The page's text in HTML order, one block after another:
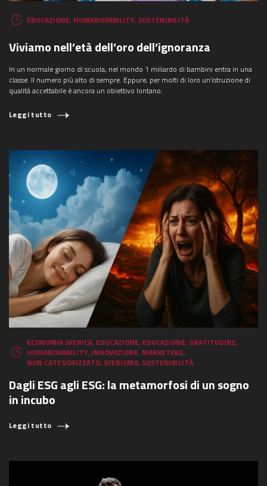
EDUCAZIONE, HUMANOVABILITY, SOSTENIBILITÀ
Viviamo nell’età dell’oro dell’ignoranza
In un normale giorno di scuola, nel mondo 1 miliardo di bambini entra in una
classe. Il numero più alto di sempre. Eppure, per molti di loro un’istruzione di
qualità accettabile è ancora un obiettivo lontano.
Leggi tutto
ECONOMIA SFERICA, EDUCAZIONE, EDUCAZIONE, GRATITUDINE,
HUMANOVABILITY, INNOVAZIONE, MARKETING,
NON CATEGORIZZATO, SFERISMO, SOSTENIBILITÀ
Dagli ESG agli ESG: la metamorfosi di un sogno
in incubo
Leggi tutto